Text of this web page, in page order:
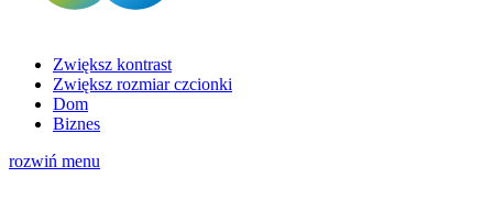
Zwiększ kontrast
Zwiększ rozmiar czcionki
Dom
Biznes
rozwiń menu